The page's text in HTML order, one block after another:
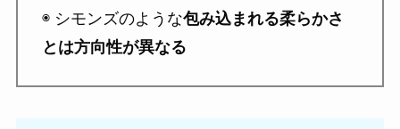
◉ シモンズのような包み込まれる柔らかさ
とは方向性が異なる